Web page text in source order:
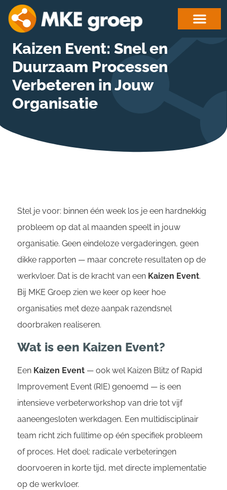
Kaizen Event: Snel en
Duurzaam Processen
Verbeteren in Jouw
Organisatie
Stel je voor: binnen één week los je een hardnekkig
probleem op dat al maanden speelt in jouw
organisatie. Geen eindeloze vergaderingen, geen
dikke rapporten — maar concrete resultaten op de
werkvloer. Dat is de kracht van een Kaizen Event.
Bij MKE Groep zien we keer op keer hoe
organisaties met deze aanpak razendsnel
doorbraken realiseren.
Wat is een Kaizen Event?
Een Kaizen Event— ook wel Kaizen Blitz of Rapid
Improvement Event (RIE) genoemd — is een
intensieve verbeterworkshop van drie tot vijf
aaneengesloten werkdagen. Een multidisciplinair
team richt zich fulltime op één specifiek probleem
of proces. Het doel: radicale verbeteringen
doorvoeren in korte tijd, met directe implementatie
op de werkvloer.